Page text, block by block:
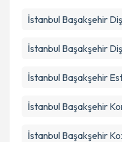
İstanbul Başakşehir
İstanbul Başakşehir
İstanbul Başakşehir
İstanbul Başakşehir
İstanbul Başakşehir